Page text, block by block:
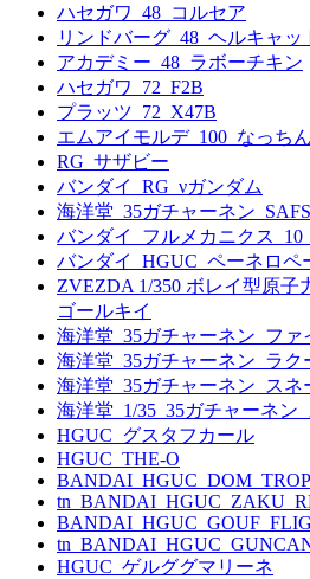
ハセガワ_48_コルセア
リンドバーグ_48_ヘルキャッ
アカデミー_48_ラボーチキン
ハセガワ_72_F2B
プラッツ_72_X47B
エムアイモルデ_100_なっちん
RG_サザビー
バンダイ_RG_νガンダム
海洋堂_35ガチャーネン
バンダイ_フルメカニクス
バンダイ_HGUC_ペーネロペ
ZVEZDA 1/350 ボレイ型原子
ゴールキイ
海洋堂_35ガチャーネン_ファ
海洋堂_35ガチャーネン_ラク
海洋堂_35ガチャーネン_ス
海洋堂_1/35_35ガチャーネン
HGUC_グスタフカール
HGUC_THE-O
HGUC_ゲルググマリーネ